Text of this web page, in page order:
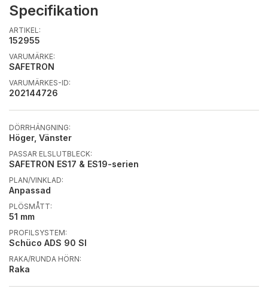
Specifikation
ARTIKEL:
152955
VARUMÄRKE:
SAFETRON
VARUMÄRKES-ID:
202144726
DÖRRHÄNGNING:
Höger, Vänster
PASSAR ELSLUTBLECK:
SAFETRON ES17 & ES19-serien
PLAN/VINKLAD:
Anpassad
PLÖSMÅTT:
51 mm
PROFILSYSTEM:
Schüco ADS 90 SI
RAKA/RUNDA HÖRN:
Raka